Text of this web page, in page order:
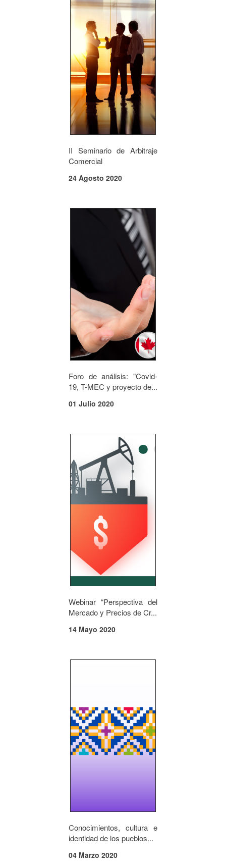
II Seminario de Arbitraje
Comercial
24 Agosto 2020
Foro de análisis: "Covid-
19, T-MEC y proyecto de...
01 Julio 2020
Webinar “Perspectiva del
Mercado y Precios de Cr...
14 Mayo 2020
Conocimientos, cultura e
identidad de los pueblos...
04 Marzo 2020